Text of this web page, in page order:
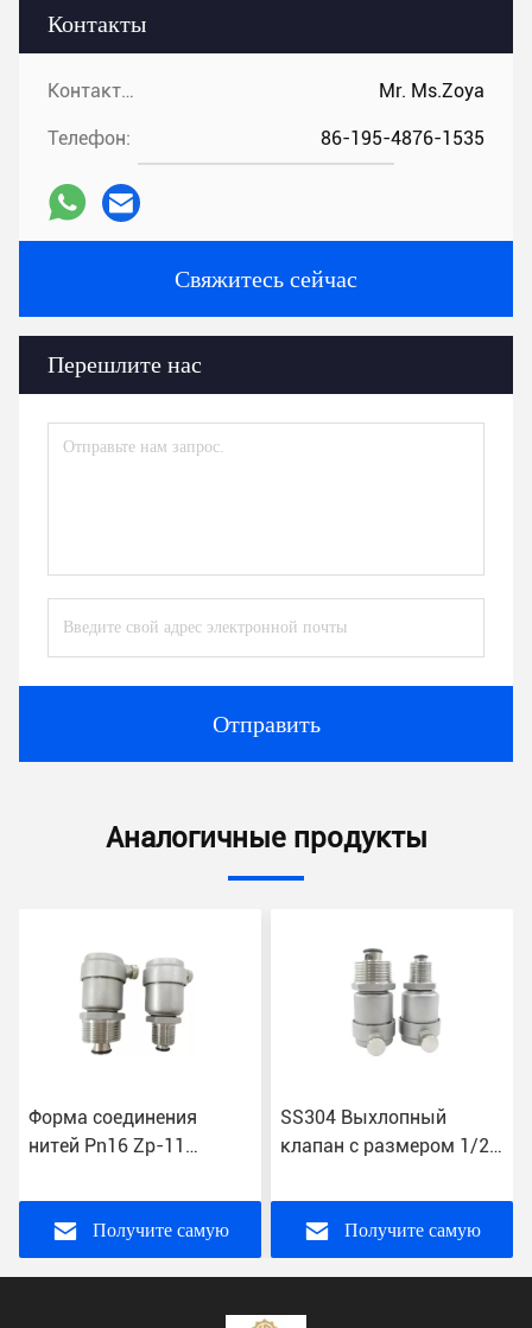
Контакты
Контакты: Mr. Ms.Zoya
Телефон: 86-195-4876-1535
Свяжитесь сейчас
Перешлите нас
Отправить
Аналогичные продукты
SS304 Выхлопный
клапан с размером 1/2
температуры ISO 9001
Получите самую
Инвестиционное литье
CF8 одноколесный
вентилятор с
настраиваемыми
спецификациями
Получите самую